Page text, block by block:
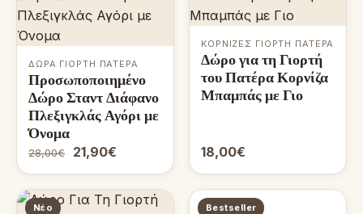
ΔΏΡΑ ΓΙΟΡΤΉ ΠΑΤΈΡΑ
Προσωποποιημένο
Δώρο Σταντ Διάφανο
Πλεξιγκλάς Αγόρι με
Όνομα
28,00€ 21,90€
ΚΟΡΝΊΖΕΣ ΓΙΟΡΤΉ ΠΑΤΈΡΑ
Δώρο για τη Γιορτή
του Πατέρα Κορνίζα
Μπαμπάς με Γιο
18,00€
Νέο Bestseller